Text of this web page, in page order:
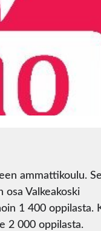
ammattikoulu.
osa Valkeakoski
1 400 oppilasta.
2 000 oppilasta.